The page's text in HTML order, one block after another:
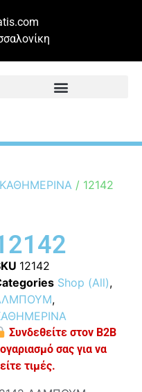
ΚΑΘΗΜΕΡΙΝΑ / 12142
12142
Shop (All),
,
Συνδεθείτε στον B2B
σας για να
τιμές.